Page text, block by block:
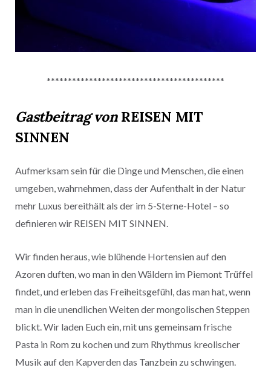
******************************************
Gastbeitrag von REISEN MIT
SINNEN
Aufmerksam sein für die Dinge und Menschen, die einen
umgeben, wahrnehmen, dass der Aufenthalt in der Natur
mehr Luxus bereithält als der im 5-Sterne-Hotel – so
definieren wir REISEN MIT SINNEN.
Wir finden heraus, wie blühende Hortensien auf den
Azoren duften, wo man in den Wäldern im Piemont Trüffel
findet, und erleben das Freiheitsgefühl, das man hat, wenn
man in die unendlichen Weiten der mongolischen Steppen
blickt. Wir laden Euch ein, mit uns gemeinsam frische
Pasta in Rom zu kochen und zum Rhythmus kreolischer
Musik auf den Kapverden das Tanzbein zu schwingen.